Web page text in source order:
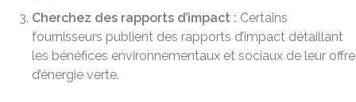
Cherchez des rapports d’impact : Certains
fournisseurs publient des rapports d’impact détaillant
les bénéfices environnementaux et sociaux de leur offre
d’énergie verte.